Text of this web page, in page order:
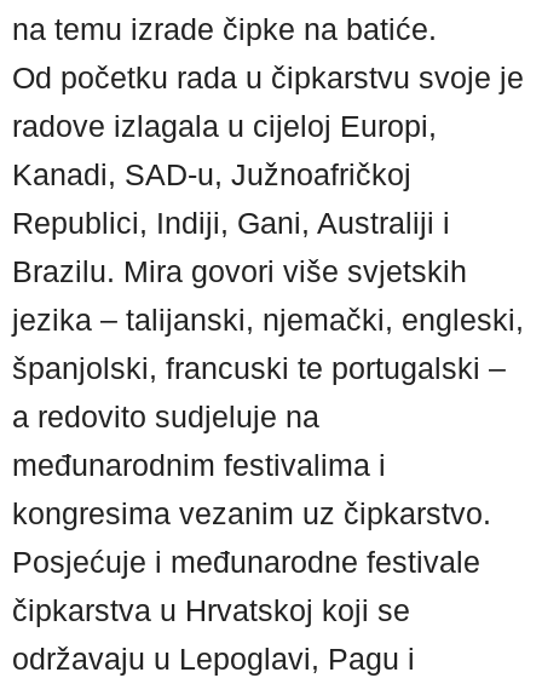
na temu izrade čipke na batiće.
Od početku rada u čipkarstvu svoje je
radove izlagala u cijeloj Europi,
Kanadi, SAD-u, Južnoafričkoj
Republici, Indiji, Gani, Australiji i
Brazilu. Mira govori više svjetskih
jezika – talijanski, njemački, engleski,
španjolski, francuski te portugalski –
a redovito sudjeluje na
međunarodnim festivalima i
kongresima vezanim uz čipkarstvo.
Posjećuje i međunarodne festivale
čipkarstva u Hrvatskoj koji se
održavaju u Lepoglavi, Pagu i